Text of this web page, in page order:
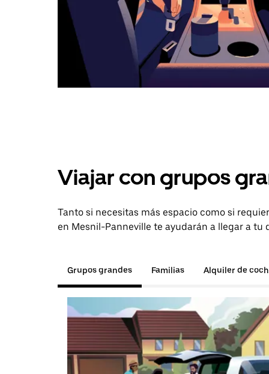
Viajar con grupos
Tanto si necesitas más espacio como si
en Mesnil-Panneville te ayudarán a llegar a tu
Grupos grandes Familias Alquiler de